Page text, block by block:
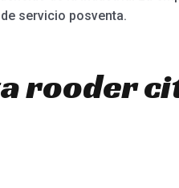
servicio posventa.
rooder